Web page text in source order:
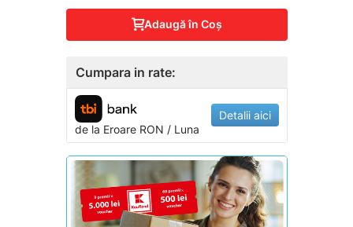
Adaugă în Coş
Cumpara in rate:
de la EroareRON / Luna
Detalii aici